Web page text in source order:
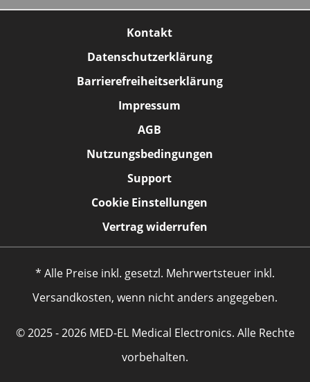
Kontakt
Datenschutzerklärung
Barrierefreiheitserklärung
Impressum
AGB
Nutzungsbedingungen
Support
Cookie Einstellungen
Vertrag widerrufen
* Alle Preise inkl. gesetzl. Mehrwertsteuer inkl.
Versandkosten, wenn nicht anders angegeben.
© 2025 - 2026 MED-EL Medical Electronics. Alle Rechte
vorbehalten.